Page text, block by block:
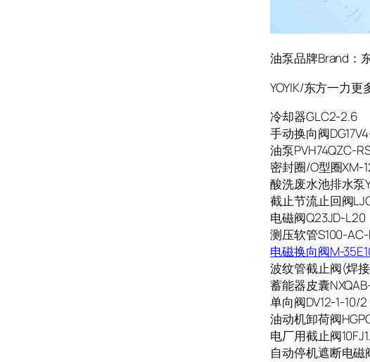
油泵品牌Brand：
YOYIK/东方一力更
冷却器GLC2-2.6
手动换向阀
油泵PVH74QZC-
密封圈/O型圈XM-
酸洗废水池排水泵
截止节流止回阀
电磁阀Q23JD-L20
测压软管S100-
电磁换向阀M-
波纹管截止阀(焊
蓄能器皮囊
单向阀DV12-1-10/2
油动机卸荷阀
电厂用截止阀
自动停机遮断电磁